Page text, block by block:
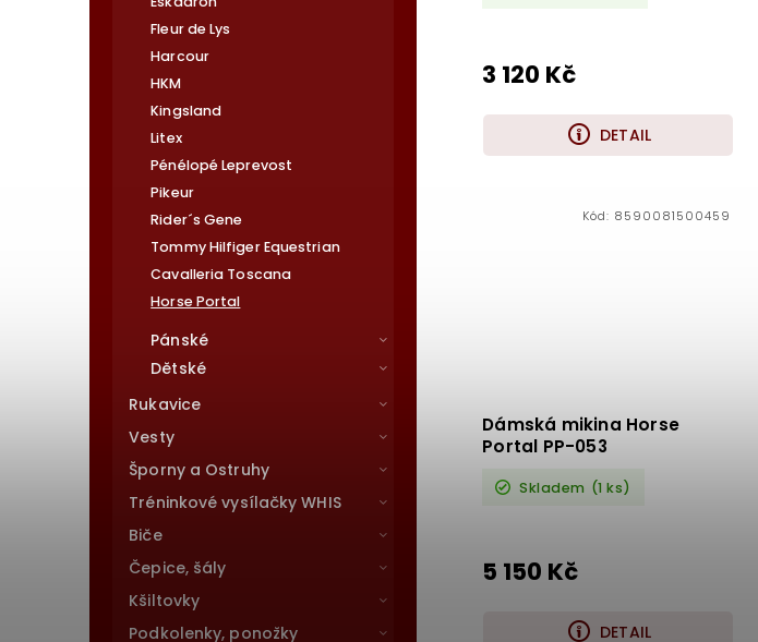
Fleur de Lys
Harcour
HKM
Kingsland
Litex
Pénélopé Leprevost
Pikeur
Rider´s Gene
Tommy Hilfiger Equestrian
Cavalleria Toscana
Horse Portal
Pánské
Dětské
Rukavice
Vesty
Šporny a Ostruhy
Tréninkové vysílačky WHIS
Biče
Čepice, šály
Kšiltovky
Podkolenky, ponožky
3 120 Kč
DETAIL
Dámská mikina Horse
Portal PP-053
Skladem (1 ks)
5 150 Kč
DETAIL
Kód: 8590081500459